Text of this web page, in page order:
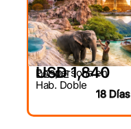
DESDE
USD 1,840
Por persona en
Hab. Doble
18 Días